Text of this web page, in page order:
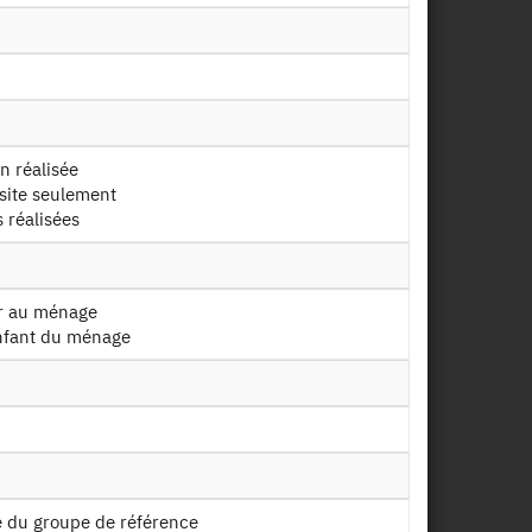
utilité d'un déplacement
dernières semaines
réalisée
seulement
réalisées
au ménage
du ménage
du groupe de référence